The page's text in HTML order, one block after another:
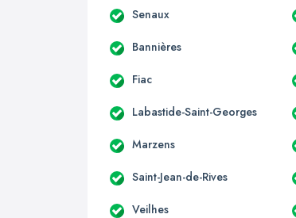
Senaux
Bannières
Fiac
Labastide-Saint-Georges
Marzens
Saint-Jean-de-Rives
Veilhes